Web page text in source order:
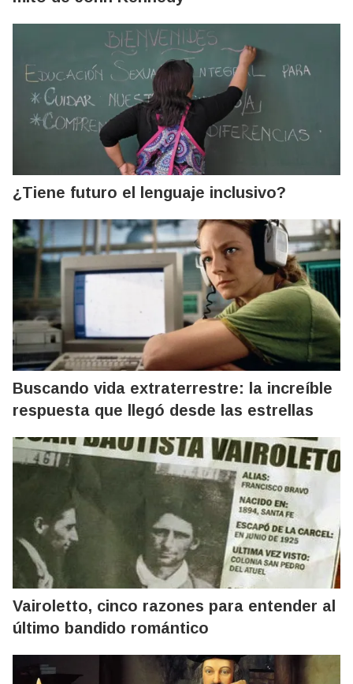
¿Tiene futuro el lenguaje inclusivo?
Buscando vida extraterrestre: la increíble
respuesta que llegó desde las estrellas
Vairoletto, cinco razones para entender al
último bandido romántico